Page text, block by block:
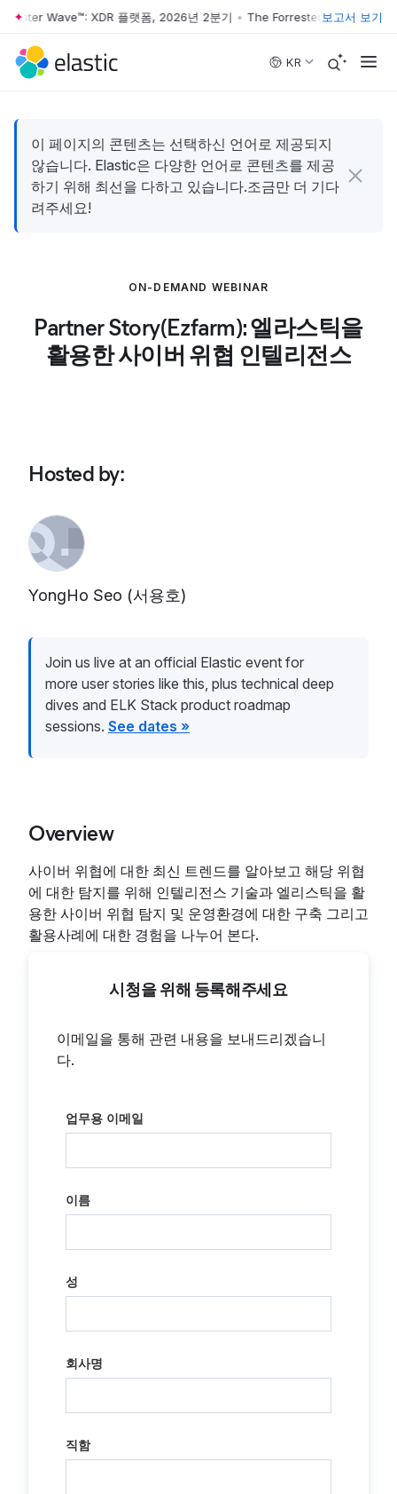
Skip to main content
Wave™: XDR 플랫폼, 2026년 2분기 • The Forrester Wave™: XDR
보고서 보기
KR
이 페이지의 콘텐츠는 선택하신 언어로 제공되지
않습니다. Elastic은 다양한 언어로 콘텐츠를 제공
하기 위해 최선을 다하고 있습니다.조금만 더 기다
려주세요!
ON-DEMAND WEBINAR
Partner Story(Ezfarm): 엘라스틱을
활용한 사이버 위협 인텔리전스
Hosted by:
YongHo Seo (서용호)
Join us live at an official Elastic event for
more user stories like this, plus technical deep
dives and ELK Stack product roadmap
sessions. See dates »
Overview
사이버 위협에 대한 최신 트렌드를 알아보고 해당 위협
에 대한 탐지를 위해 인텔리전스 기술과 엘리스틱을 활
용한 사이버 위협 탐지 및 운영환경에 대한 구축 그리고
활용사례에 대한 경험을 나누어 본다.
시청을 위해 등록해주세요
이메일을 통해 관련 내용을 보내드리겠습니
다.
업무용 이메일
이름
성
회사명
직함